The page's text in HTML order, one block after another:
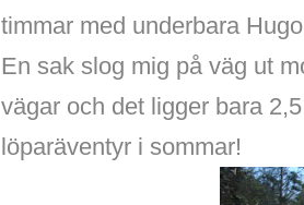
timmar med underbara
En sak slog mig på väg ut
vägar och det ligger bara
löparäventyr i sommar!